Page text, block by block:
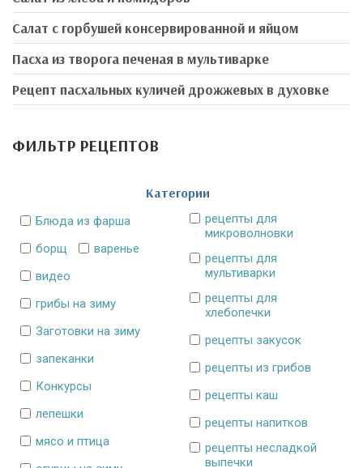
Салат с горбушей консервированной и яйцом
Пасха из творога печеная в мультиварке
Рецепт пасхальных куличей дрожжевых в духовке
ФИЛЬТР РЕЦЕПТОВ
Категории
Блюда из фарша
борщ
варенье
видео
грибы на зиму
Заготовки на зиму
запеканки
Конкурсы
лепешки
мясо и птица
рецепты для
микроволновки
рецепты для
мультиварки
рецепты для
хлебопечки
рецепты закусок
рецепты из грибов
рецепты каш
рецепты напитков
рецепты несладкой
выпечки